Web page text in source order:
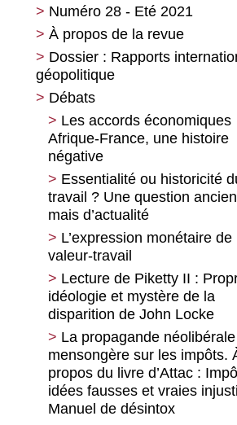
Numéro 28 - Eté 2021
À propos de la revue
Dossier : Rapports
géopolitique
Requiem pour la
vers une vision intersociale du
monde
Le FMI et la Banque
mondiale des années 2010 à
pandémie du coronavirus : la
quête ratée d’une nouvelle
Le pacte mondial pour une
migration sûre, ordonnée et
régulière : une porte ouverte
migrant.e.s ou un
des obstacles au
personnes ?
Dettes et migrations
l’étroite imbrication entre exil
et domination subie par
l’endettement
Maghreb dix ans après
Débats
Les accords économiques
Afrique-France, une histoire
négative
Essentialité ou historicité
travail ? Une question
mais d’actualité
L’expression monétaire de
valeur-travail
Lecture de Piketty II :
idéologie et mystère de la
disparition de John Locke
La propagande néolibérale
mensongère sur les impôts.
propos du livre d’Attac :
idées fausses et vraies
Manuel de désintox